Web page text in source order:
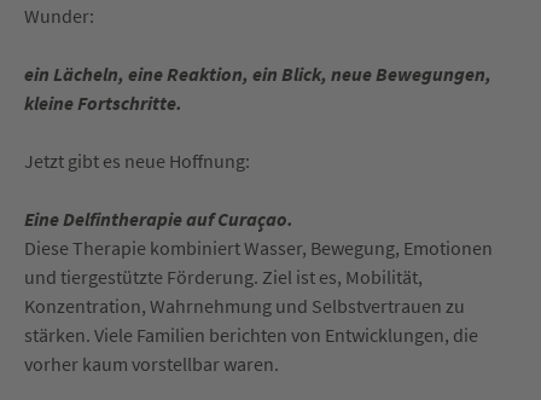
Wunder:
ein Lächeln, eine Reaktion, ein Blick, neue Bewegungen,
kleine Fortschritte.
Jetzt gibt es neue Hoffnung:
Eine Delfintherapie auf Curaçao.
Diese Therapie kombiniert Wasser, Bewegung, Emotionen
und tiergestützte Förderung. Ziel ist es, Mobilität,
Konzentration, Wahrnehmung und Selbstvertrauen zu
stärken. Viele Familien berichten von Entwicklungen, die
vorher kaum vorstellbar waren.